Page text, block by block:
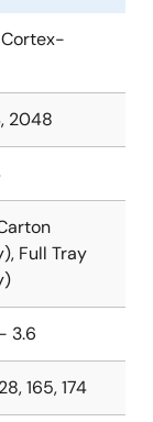
リインタフ
、多様なグ
ンのニーズ
途に合わせ
ジ製品を用
ュリティIPは
ータブルス
、改ざん防
ための様々
め、ルネサ
した包括的
ール環境を
2048
Full Tray
3.6
165, 174